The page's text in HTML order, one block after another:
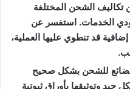
تكاليف الشحن المختلفة
الخدمات. استفسر عن
قد تنطوي عليها العملية،
للشحن بشكل صحيح
جيد وتوثيقها بأوراق ثبوتية